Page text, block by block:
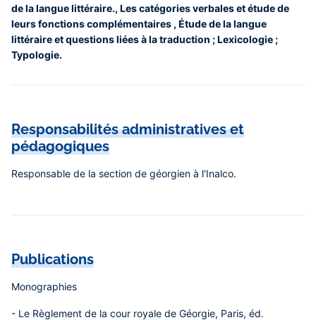
de la langue littéraire., Les catégories verbales et étude de
leurs fonctions complémentaires , Étude de la langue
littéraire et questions liées à la traduction ; Lexicologie ;
Typologie.
Responsabilités administratives et
pédagogiques
Responsable de la section de géorgien à l'Inalco.
Publications
Monographies
- Le Règlement de la cour royale de Géorgie, Paris, éd.